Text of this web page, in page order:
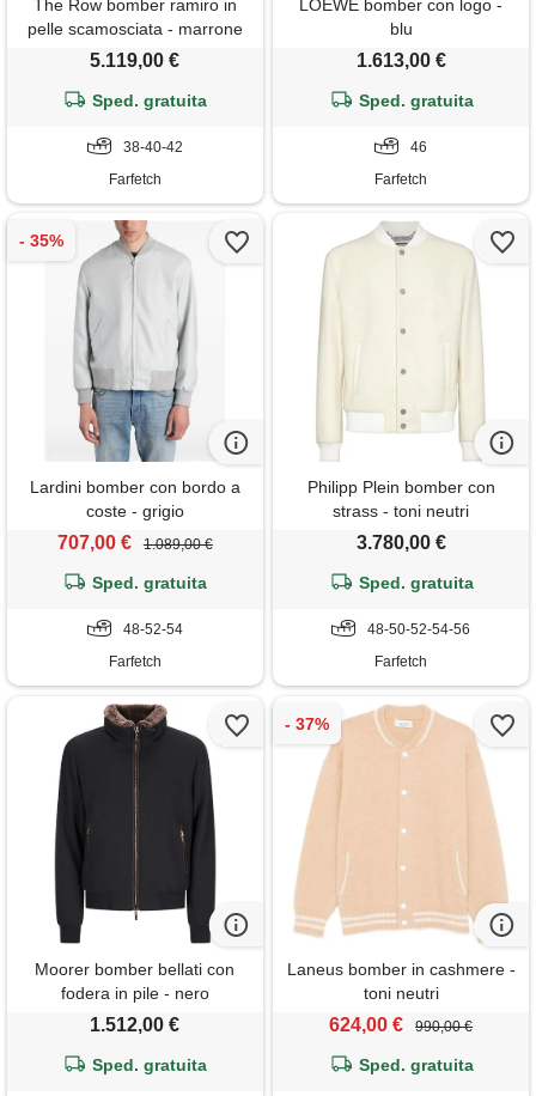
The Row bomber ramiro in
pelle scamosciata - marrone
5.119,00 €
Sped. gratuita
38-40-42
Farfetch
LOEWE bomber con logo -
blu
1.613,00 €
Sped. gratuita
46
Farfetch
Lardini bomber con bordo a
coste - grigio
707,00 € 1.089,00 €
Sped. gratuita
48-52-54
Farfetch
Philipp Plein bomber con
strass - toni neutri
3.780,00 €
Sped. gratuita
48-50-52-54-56
Farfetch
Moorer bomber bellati con
fodera in pile - nero
1.512,00 €
Sped. gratuita
Laneus bomber in cashmere -
toni neutri
624,00 € 990,00 €
Sped. gratuita